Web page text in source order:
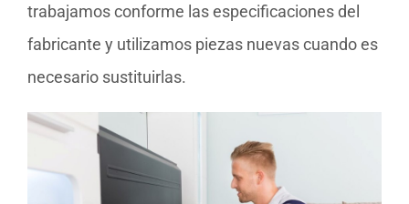
trabajamos conforme las especificaciones del
fabricante y utilizamos piezas nuevas cuando es
necesario sustituirlas.